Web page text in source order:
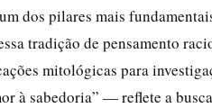
dos pilares mais
tradição de pensamento
mitológicas para
à sabedoria” — reflete a